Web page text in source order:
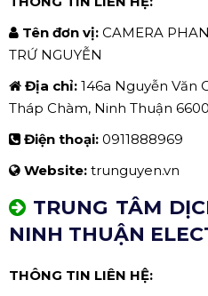
Tên đơn vị: CAMERA
TRỨ NGUYỄN
Địa chỉ: 146a Nguyễn Văn
Tháp Chàm, Ninh Thuận
Điện thoại: 0911888969
Website: trunguyen.vn
TRUNG TÂM
NINH THUẬN
THÔNG TIN LIÊN HỆ: